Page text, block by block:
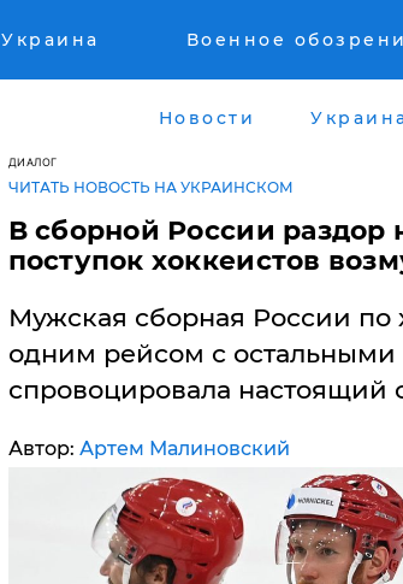
Украина Военное
Новости
ДИАЛОГ
ЧИТАТЬ НОВОСТЬ НА УКРАИНСКОМ
В сборной России раздор
поступок хоккеистов
Мужская сборная России по
одним рейсом с
спровоцировала настоящий
Автор: Артем Малиновский